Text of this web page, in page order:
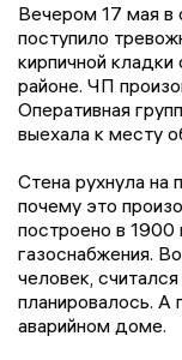
Вечером 17 мая
поступило
кирпичной
районе. ЧП
Оперативная
выехала к месту
Стена рухнула
почему это
построено в 1900
газоснабжения.
человек,
планировалось. А
аварийном доме.